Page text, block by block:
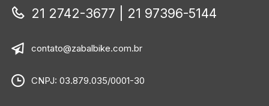
21 2742-3677 | 21 97396-5144
contato@zabalbike.com.br
CNPJ: 03.879.035/0001-30